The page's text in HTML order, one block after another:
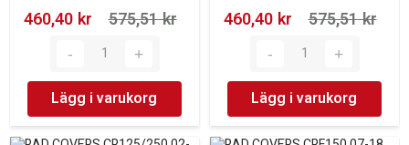
460,40 kr‎
575,51 kr‎
Lägg i varukorg
460,40 kr‎
575,51 kr‎
Lägg i varukorg